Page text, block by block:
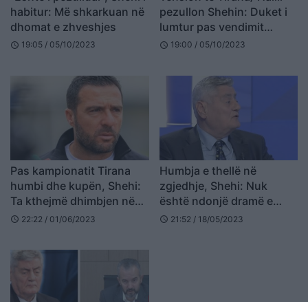
habitur: Më shkarkuan në
dhomat e zhveshjes
schedule 19:05 / 05/10/2023
pezullon Shehin: Duket i
lumtur pas vendimit
(FOTO)
schedule 19:00 / 05/10/2023
Pas kampionatit Tirana
humbi dhe kupën, Shehi:
Ta kthejmë dhimbjen në
forcë
schedule 22:22 / 01/06/2023
Humbja e thellë në
zgjedhje, Shehi: Nuk
është ndonjë dramë e
madhe
schedule 21:52 / 18/05/2023